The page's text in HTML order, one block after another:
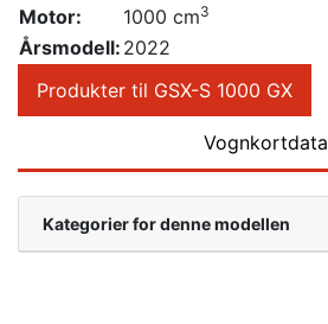
Motor:
1000 cm3
Årsmodell: 2022
Produkter til GSX-S 1000 GX
Vognkortdata
Kategorier for denne modellen